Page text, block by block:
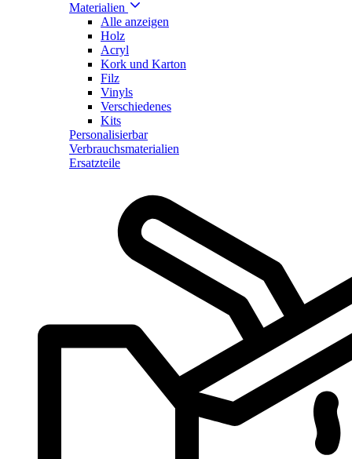
Materialien
Alle anzeigen
Holz
Acryl
Kork und Karton
Filz
Vinyls
Verschiedenes
Kits
Personalisierbar
Verbrauchsmaterialien
Ersatzteile